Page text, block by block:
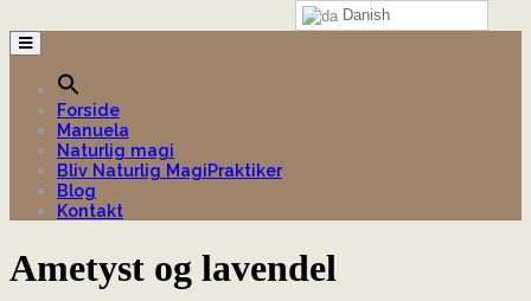
Forside
Manuela
Naturlig magi
Bliv Naturlig MagiPraktiker
Blog
Kontakt
Ametyst og lavendel
Danish